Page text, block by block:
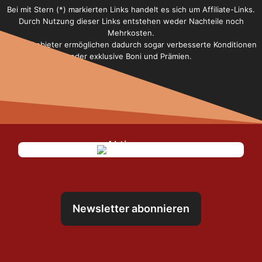
Bei mit Stern (*) markierten Links handelt es sich um Affiliate-Links.
Durch Nutzung dieser Links entstehen weder Nachteile noch
Mehrkosten.
Einige Anbieter ermöglichen dadurch sogar verbesserte Konditionen
oder exklusive Boni und Prämien.
Newsletter abonnieren